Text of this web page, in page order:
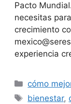
Pacto
necesitas
crecimiento
experiencia
Categorías
cómo
Etiquetas
bienestar,